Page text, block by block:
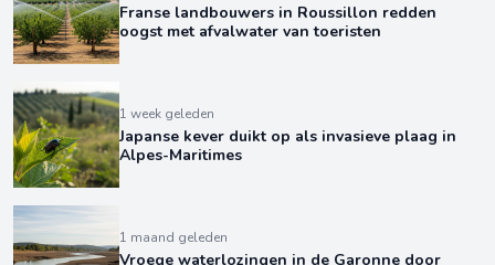
Franse landbouwers in Roussillon redden
oogst met afvalwater van toeristen
1 week geleden
Japanse kever duikt op als invasieve plaag in
Alpes-Maritimes
1 maand geleden
Vroege waterlozingen in de Garonne door